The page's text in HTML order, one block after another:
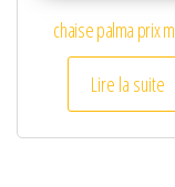
chaise palma prix
Lire la suite